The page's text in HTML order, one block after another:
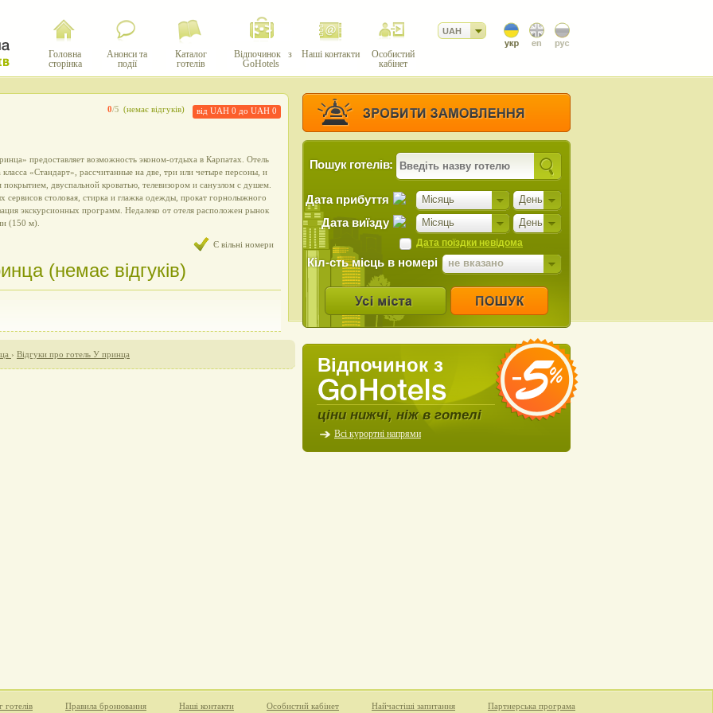
Головна
сторінка
Анонси та
події
Каталог
готелів
Відпочинок з
GoHotels
Наші контакти
Особистий
кабінет
UAH
0/5 (немає відгуків) від UAH 0 до UAH 0
предоставляет возможность эконом-отдыха в Карпатах. Отель
класса «Стандарт», рассчитанные на две, три или четыре персоны, и
двуспальной кроватью, телевизором и санузлом с душем.
сервисов столовая, стирка и глажка одежды, прокат горнолыжного
экскурсионных программ. Недалеко от отеля расположен рынок
(150 м).
Є вільні номери
(немає відгуків)
› Відгуки про готель У принца
Пошук готелів:
Місяць День
Дата прибуття
Місяць День
Дата виїзду
Дата поїздки невідома
Кіл-сть місць в номері не вказано
Відпочинок з
ціни нижчі, ніж в готелі
Всі курортні напрями
готелів Правила бронювання Наші контакти Особистий кабінет Найчастіші запитання Партнерська програма